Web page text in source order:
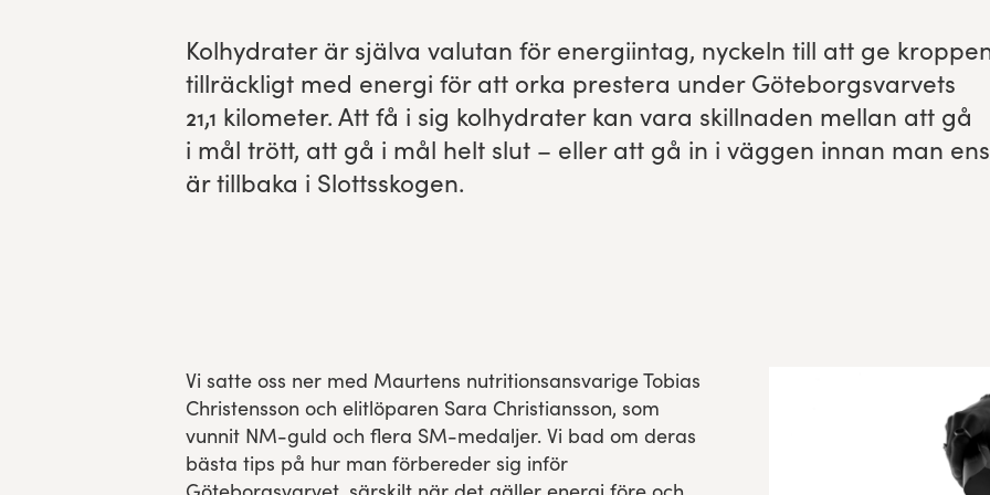
Kol­hy­drater är själ­va val­u­tan för energi­in­tag, nyck­eln till att ge
till­räck­ligt med ener­gi för att orka prestera under Göte­borgsvarvets
21,1 kilo­me­ter. Att få i sig kol­hy­drater kan vara skill­naden mel­lan att gå
i mål trött, att gå i mål helt slut – eller att gå in i väggen innan man ens
är till­ba­ka i Slottsskogen.
Vi satte oss ner med Maurtens nutritionsansvarige Tobias
Christensson och elitlöparen Sara Christiansson, som
vunnit NM-guld och flera SM-medaljer. Vi bad om deras
bästa tips på hur man förbereder sig inför
Göteborgsvarvets historia